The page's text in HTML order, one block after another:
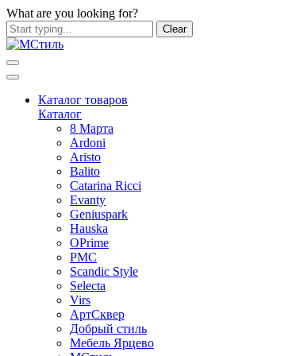
What are you looking for?
Clear
Каталог товаров
Каталог
8 Марта
Ardoni
Aristo
Balito
Catarina Ricci
Evanty
Geniuspark
Hauska
OPrime
PMC
Scandic Style
Selecta
Virs
АртСквер
Добрый стиль
Мебель Ярцево